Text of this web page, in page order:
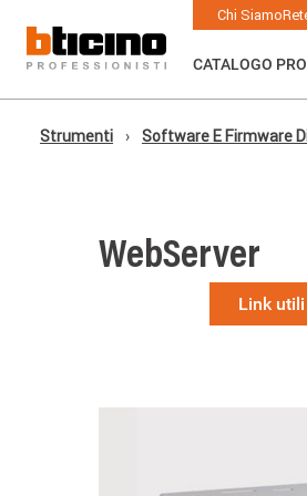
contenuto
principale
navigation
Chi Siamo
CATALOGO
Briciole
Strumenti Software E Firmware
WebServer
Link